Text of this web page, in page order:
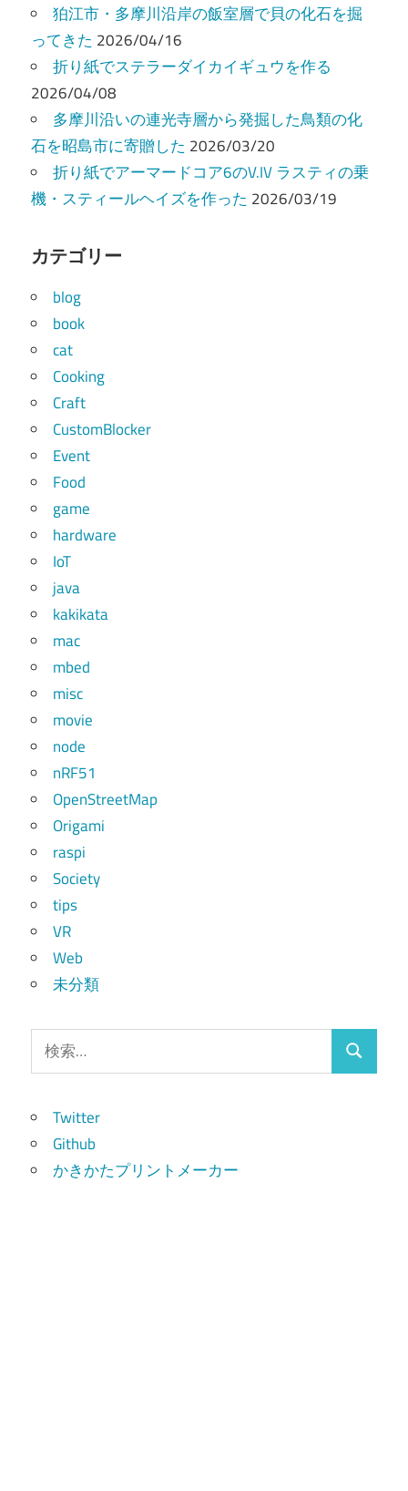
狛江市・多摩川沿岸の飯室層で貝の化石を掘
ってきた 2026/04/16
折り紙でステラーダイカイギュウを作る
2026/04/08
多摩川沿いの連光寺層から発掘した鳥類の化
石を昭島市に寄贈した 2026/03/20
折り紙でアーマードコア6のV.IV ラスティの乗
機・スティールヘイズを作った 2026/03/19
カテゴリー
blog
book
cat
Cooking
Craft
CustomBlocker
Event
Food
game
hardware
IoT
java
kakikata
mac
mbed
misc
movie
node
nRF51
OpenStreetMap
Origami
raspi
Society
tips
VR
Web
未分類
索:
検
Twitter
Github
かきかたプリントメーカー